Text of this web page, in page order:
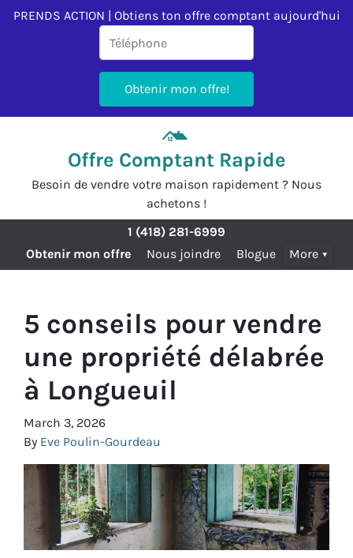
PRENDS ACTION | Obtiens ton offre comptant aujourd'hui
Offre Comptant Rapide
Besoin de vendre votre maison rapidement ? Nous
achetons !
1 (418) 281-6999
Obtenir mon offre
Nous joindre Blogue More
5 conseils pour vendre
une propriété délabrée
à Longueuil
March 3, 2026
By Eve Poulin-Gourdeau